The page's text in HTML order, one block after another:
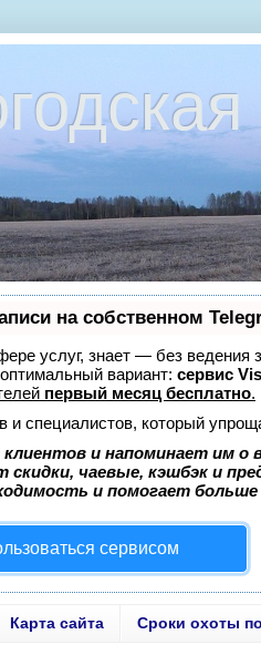
на собственном
услуг, знает — без
вариант: сервис
первый месяц бесплатно.
и специалистов, который
и напоминает им о
скидки, чаевые, кэшбэк и
и помогает
сервисом
Карта сайта Сроки охоты